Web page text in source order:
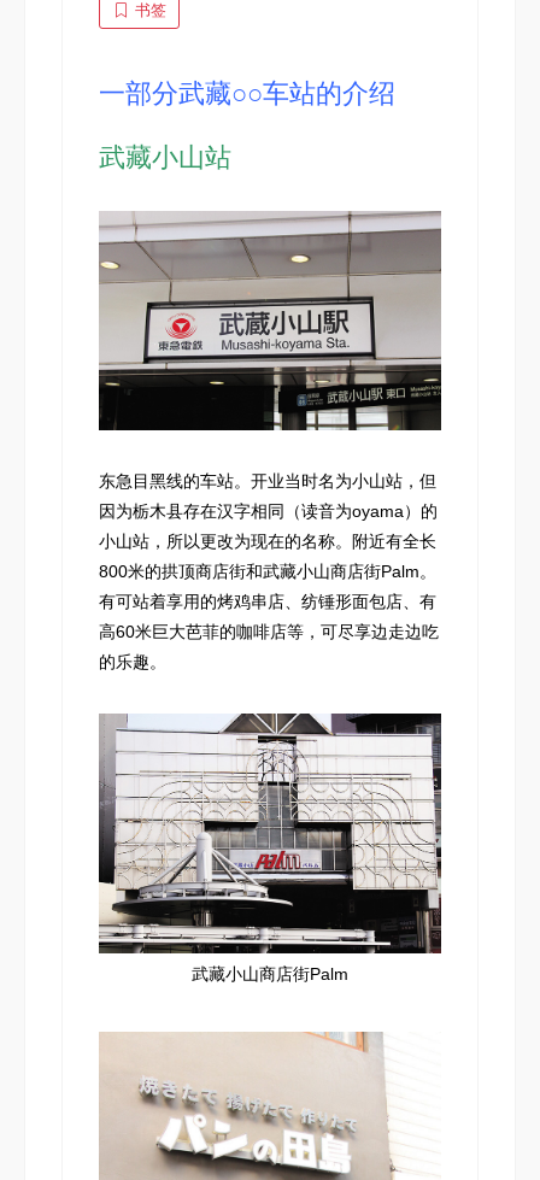
书签
一部分武藏○○车站的介绍
武藏小山站
东急目黑线的车站。开业当时名为小山站，但
因为栃木县存在汉字相同（读音为oyama）的
小山站，所以更改为现在的名称。附近有全长
800米的拱顶商店街和武藏小山商店街Palm。
有可站着享用的烤鸡串店、纺锤形面包店、有
高60米巨大芭菲的咖啡店等，可尽享边走边吃
的乐趣。
武藏小山商店街Palm